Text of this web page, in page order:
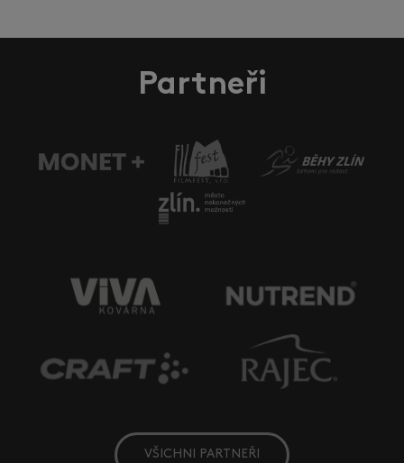
Partneři
VŠICHNI PARTNEŘI